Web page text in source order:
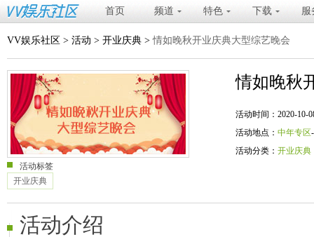
首页 频道 特色 下载 服
VV娱乐社区 > 活动 > 开业庆典 >情如晚秋开业庆典大型综艺晚会
情如晚秋
活动时间：2020-10-
活动地点： 中年专区
活动分类： 开业庆典
活动标签
开业庆典
活动介绍